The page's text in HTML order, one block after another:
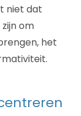
niet dat
om
het